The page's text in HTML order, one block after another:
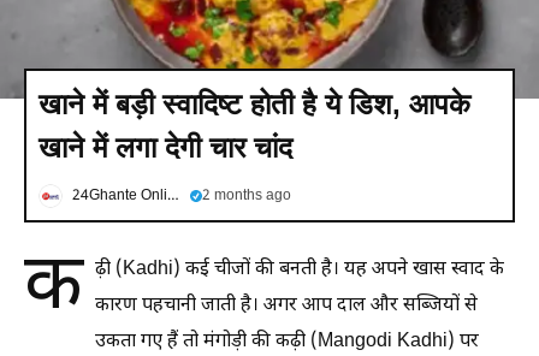
खाने में बड़ी स्वादिष्ट होती है ये डिश, आपके
खाने में लगा देगी चार चांद
24Ghante Online 2 months ago
क ढ़ी (Kadhi) कई चीजों की बनती है। यह अपने खास स्वाद के
कारण पहचानी जाती है। अगर आप दाल और सब्जियों से
उकता गए हैं तो मंगोड़ी की कढ़ी (Mangodi Kadhi) पर